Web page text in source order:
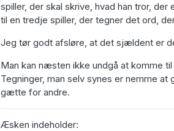
spiller, der skal skrive, hvad han tror,
til en tredje spiller, der tegner det ord,
Jeg tør godt afsløre, at det sjældent er
Man kan næsten ikke undgå at komme
Tegninger, man selv synes er nemme
gætte for andre.
Æsken indeholder: